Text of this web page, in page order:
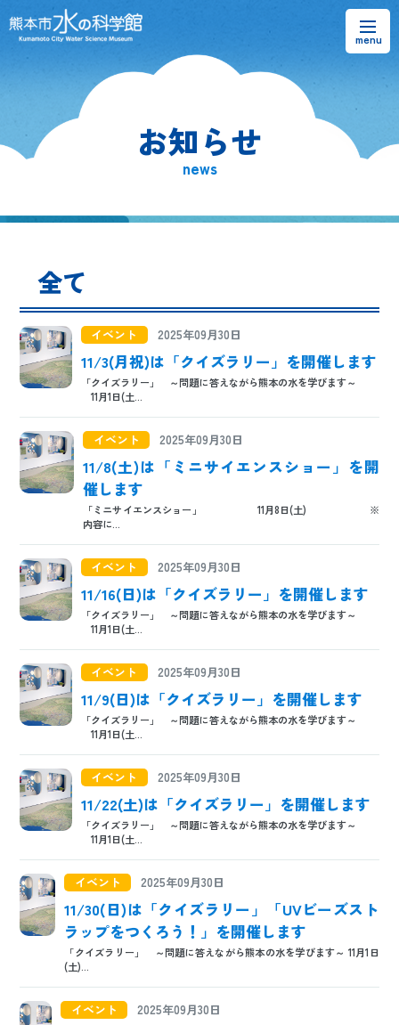
熊本市水の科学館とは
お問い合わせ
お知らせ
news
全て
イベント 2025年09月30日
11/3(月祝)は「クイズラリー」を開催します
「クイズラリー」 ～問題に答えながら熊本の水を学びます～
11月1日(土...
イベント 2025年09月30日
11/8(土)は「ミニサイエンスショー」を開
催します
「ミニサイエンスショー」 11月8日(土) ※
内容に...
イベント 2025年09月30日
11/16(日)は「クイズラリー」を開催します
「クイズラリー」 ～問題に答えながら熊本の水を学びます～
11月1日(土...
イベント 2025年09月30日
11/9(日)は「クイズラリー」を開催します
「クイズラリー」 ～問題に答えながら熊本の水を学びます～
11月1日(土...
イベント 2025年09月30日
11/22(土)は「クイズラリー」を開催します
「クイズラリー」 ～問題に答えながら熊本の水を学びます～
11月1日(土...
イベント 2025年09月30日
11/30(日)は「クイズラリー」「UVビーズスト
ラップをつくろう！」を開催します
「クイズラリー」 ～問題に答えながら熊本の水を学びます～ 11月1日
(土)...
イベント 2025年09月30日